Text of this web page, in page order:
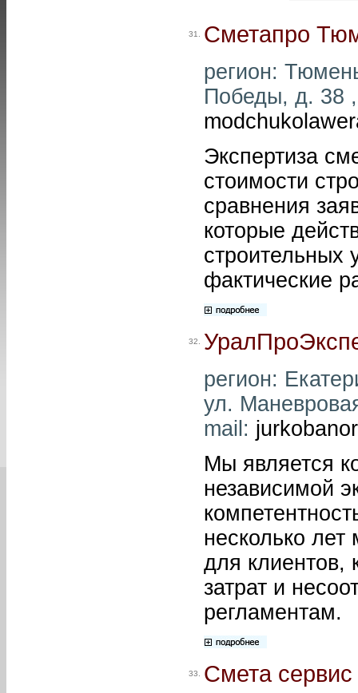
31. Сметапро
регион:
Победы, д. 38
Экспертиза
стоимости
сравнения
которые
строительных
фактические
32.
регион:
ул.
mail:
Мы является
независимой
несколько
для клиентов,
затрат и
регламентам.
33. Смета сервис